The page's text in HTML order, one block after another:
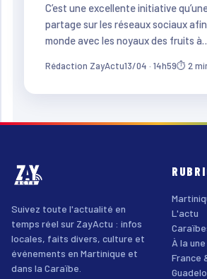
C’est une excellente initiative
partage sur les réseaux sociaux
monde avec les noyaux des fruits à…
Rédaction ZayActu13/04 · 14h59⏱ 2
Suivez toute l'actualité en
temps réel sur ZayActu : infos
locales, faits divers, culture et
événements en Martinique et
dans la Caraïbe.
L'actu
À la une
France